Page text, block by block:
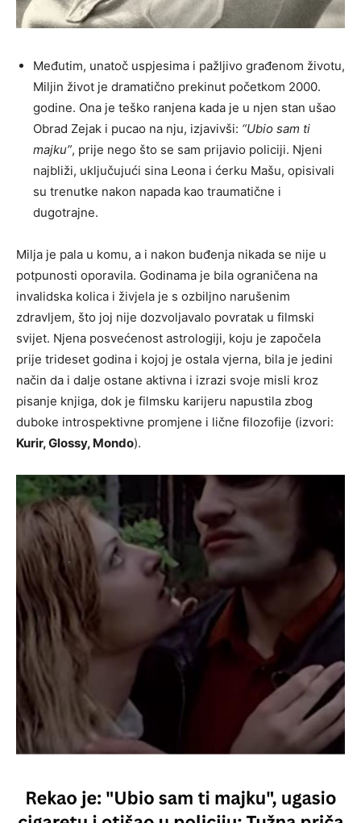
Međutim, unatoč uspjesima i pažljivo građenom životu,
Miljin život je dramatično prekinut početkom 2000.
godine. Ona je teško ranjena kada je u njen stan ušao
Obrad Zejak i pucao na nju, izjavivši: “Ubio sam ti
majku”, prije nego što se sam prijavio policiji. Njeni
najbliži, uključujući sina Leona i ćerku Mašu, opisivali
su trenutke nakon napada kao traumatične i
dugotrajne.
Milja je pala u komu, a i nakon buđenja nikada se nije u
potpunosti oporavila. Godinama je bila ograničena na
invalidska kolica i živjela je s ozbiljno narušenim
zdravljem, što joj nije dozvoljavalo povratak u filmski
svijet. Njena posvećenost astrologiji, koju je započela
prije trideset godina i kojoj je ostala vjerna, bila je jedini
način da i dalje ostane aktivna i izrazi svoje misli kroz
pisanje knjiga, dok je filmsku karijeru napustila zbog
duboke introspektivne promjene i lične filozofije (izvori:
Kurir, Glossy, Mondo).